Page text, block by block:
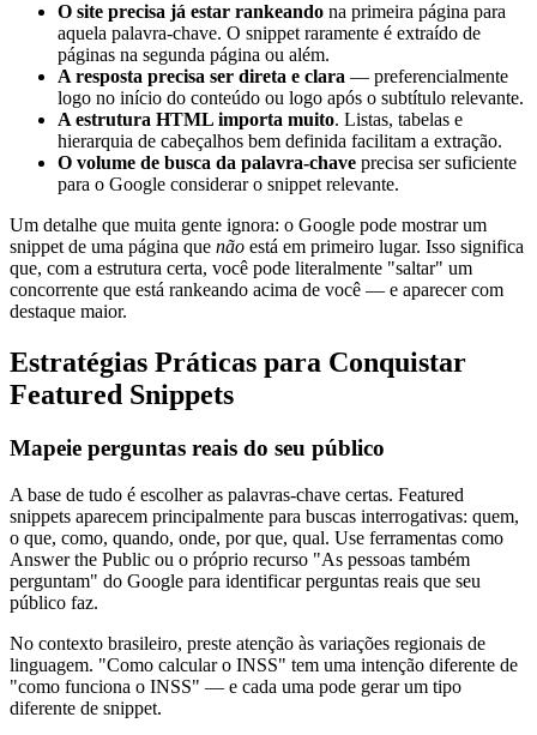
O site precisa já estar rankeando na primeira página para
aquela palavra-chave. O snippet raramente é extraído de
páginas na segunda página ou além.
A resposta precisa ser direta e clara — preferencialmente
logo no início do conteúdo ou logo após o subtítulo relevante.
A estrutura HTML importa muito. Listas, tabelas e
hierarquia de cabeçalhos bem definida facilitam a extração.
O volume de busca da palavra-chave precisa ser suficiente
para o Google considerar o snippet relevante.
Um detalhe que muita gente ignora: o Google pode mostrar um
snippet de uma página que não está em primeiro lugar. Isso significa
que, com a estrutura certa, você pode literalmente "saltar" um
concorrente que está rankeando acima de você — e aparecer com
destaque maior.
Estratégias Práticas para Conquistar
Featured Snippets
Mapeie perguntas reais do seu público
A base de tudo é escolher as palavras-chave certas. Featured
snippets aparecem principalmente para buscas interrogativas: quem,
o que, como, quando, onde, por que, qual. Use ferramentas como
Answer the Public ou o próprio recurso "As pessoas também
perguntam" do Google para identificar perguntas reais que seu
público faz.
No contexto brasileiro, preste atenção às variações regionais de
linguagem. "Como calcular o INSS" tem uma intenção diferente de
"como funciona o INSS" — e cada uma pode gerar um tipo
diferente de snippet.